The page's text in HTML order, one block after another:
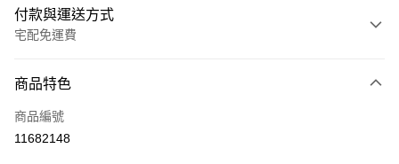
付款與運送方式
宅配免運費
信用卡一次付款
信用卡分期付款
商品特色
商品編號
11682148